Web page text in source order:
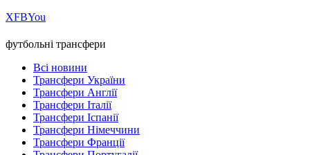
ХFBYou
футбольні трансфери
Всі новини
Трансфери України
Трансфери Англії
Трансфери Італії
Трансфери Іспанії
Трансфери Німеччини
Трансфери Франції